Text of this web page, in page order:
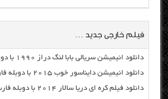
فیلم خارجی جدید …
دانلود انیمیشن سریالی بابا لنگ دراز ۱۹۹۰ با دوبله فارسی
دانلود انیمیشن دایناسور خوب ۲۰۱۵ با دوبله فارسی
دانلود فیلم کره ای دریا سالار ۲۰۱۴ با دوبله فارسی